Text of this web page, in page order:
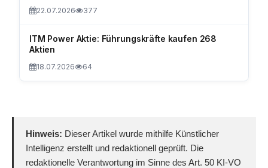
22.07.2026 377
ITM Power Aktie: Führungskräfte kaufen 268
Aktien
18.07.2026 64
Hinweis: Dieser Artikel wurde mithilfe Künstlicher
Intelligenz erstellt und redaktionell geprüft. Die
redaktionelle Verantwortung im Sinne des Art. 50 KI-VO